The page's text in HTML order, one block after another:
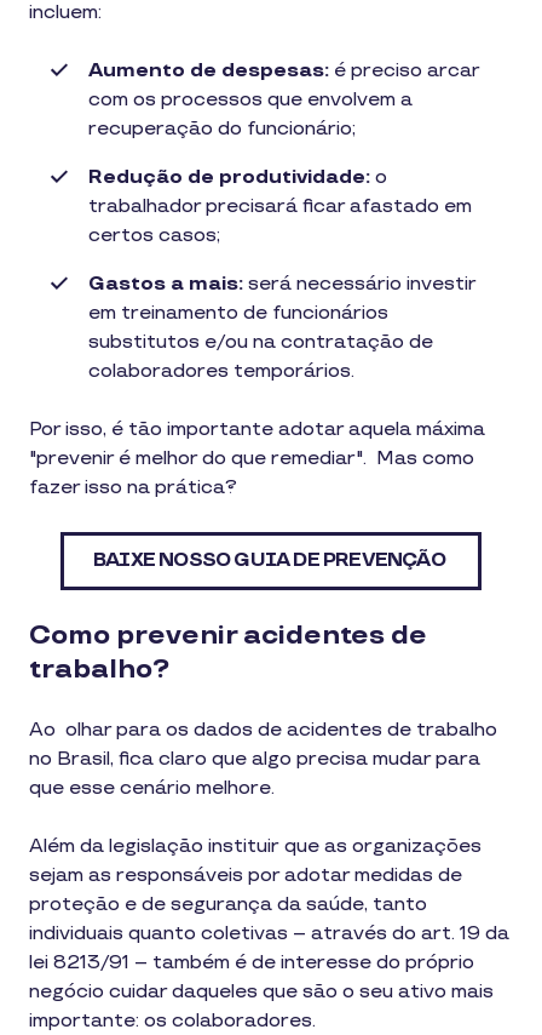
incluem:
Aumento de despesas: é preciso arcar
com os processos que envolvem a
recuperação do funcionário;
Redução de produtividade: o
trabalhador precisará ficar afastado em
certos casos;
Gastos a mais: será necessário investir
em treinamento de funcionários
substitutos e/ou na contratação de
colaboradores temporários.
Por isso, é tão importante adotar aquela máxima
"prevenir é melhor do que remediar". Mas como
fazer isso na prática?
BAIXE NOSSO GUIA DE PREVENÇÃO
Como prevenir acidentes de
trabalho?
Ao olhar para os dados de acidentes de trabalho
no Brasil, fica claro que algo precisa mudar para
que esse cenário melhore.
Além da legislação instituir que as organizações
sejam as responsáveis por adotar medidas de
proteção e de segurança da saúde, tanto
individuais quanto coletivas – através do art. 19 da
lei 8213/91 – também é de interesse do próprio
negócio cuidar daqueles que são o seu ativo mais
importante: os colaboradores.